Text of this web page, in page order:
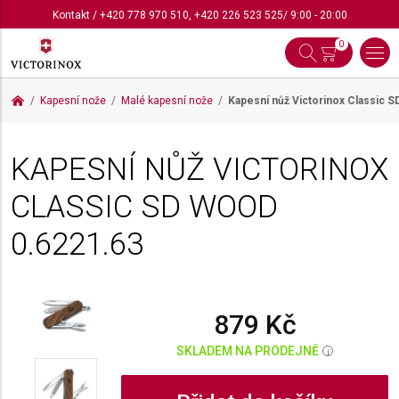
Kontakt/ +420 778 970 510, +420 226 523 525/ 9:00 - 20:00
0
Kapesní nože Malé kapesní nože Kapesní nůž Victorinox Classic
KAPESNÍ NŮŽ VICTORINOX
CLASSIC SD WOOD
0.6221.63
879 Kč
SKLADEM NA PRODEJNĚ i